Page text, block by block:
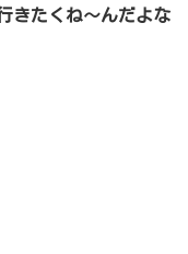
きたくね～んだよな